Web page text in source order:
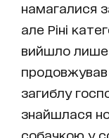
намагалися
але Ріні
вийшло лише
продовжував
загиблу
знайшлася
собачкою у